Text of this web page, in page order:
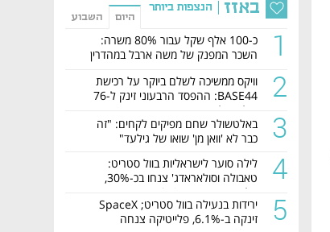
באזז הנצפות ביותר
היום השבוע
1
כ-100 אלף שקל עבור 80% משרה:
השכר המפנק של משה ארבל במהדרין
2
וויקס ממשיכה לשלם ביוקר על רכישת
BASE44: ההפסד הרבעוני זינק ל-76
מיליון דולר
3
באלטשולר שחם מפיקים לקחים: "זה
כבר לא 'וואן מן' שואו של גילעד"
4
לילה סוער לישראליות בוול סטריט:
טאבולה וסולאראדג' צנחו בכ-30%,
קלטורה זינקה ב-35%
5
ירידות בנעילה בוול סטריט; SpaceX
זינקה ב-6.1%, פלייטיקה צנחה